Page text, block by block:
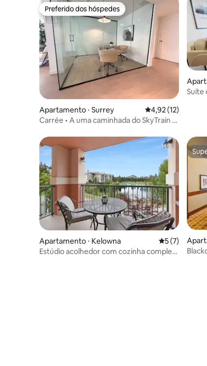
Preferido dos hóspedes
Preferido dos hóspedes
Apartamento ⋅ Surrey 4,92 de uma
4,92 (12)
Carrée • A uma caminhada do SkyTrain •
Suíte
Apartamento ⋅ Kelowna 5 de uma
5 (7)
Estúdio acolhedor com cozinha completa